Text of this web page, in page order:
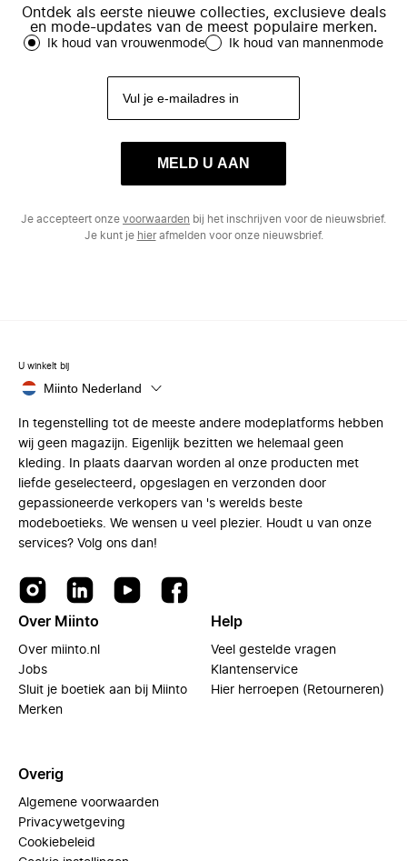
Ontdek als eerste nieuwe collecties, exclusieve deals
en mode-updates van de meest populaire merken.
Ik houd van vrouwenmode Ik houd van mannenmode
MELD U AAN
Je accepteert onze voorwaarden bij het inschrijven voor de nieuwsbrief.
Je kunt je hierafmelden voor onze nieuwsbrief.
U winkelt bij
Miinto Nederland
In tegenstelling tot de meeste andere modeplatforms hebben
wij geen magazijn. Eigenlijk bezitten we helemaal geen
kleding. In plaats daarvan worden al onze producten met
liefde geselecteerd, opgeslagen en verzonden door
gepassioneerde verkopers van 's werelds beste
modeboetieks. We wensen u veel plezier. Houdt u van onze
services? Volg ons dan!
Over Miinto
Over miinto.nl
Jobs
Sluit je boetiek aan bij Miinto
Merken
Help
Veel gestelde vragen
Klantenservice
Hier herroepen (Retourneren)
Overig
Algemene voorwaarden
Privacywetgeving
Cookiebeleid